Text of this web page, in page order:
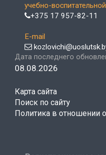
учебно-
+375 17 957-82-11
E-mail
Дата последнего
08.08.2026
Карта сайта
Поиск по сайту
Политика в отношении